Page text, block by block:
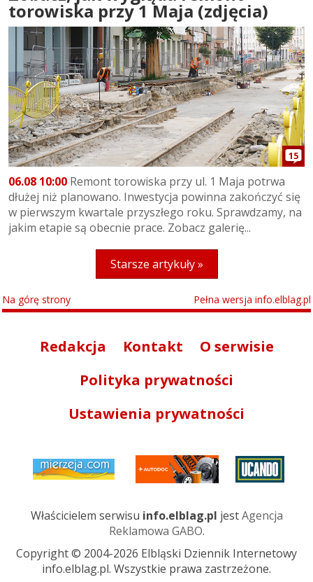
torowiska przy 1 Maja (zdjęcia)
15
06.08 10:00 Remont torowiska przy ul. 1 Maja potrwa
dłużej niż planowano. Inwestycja powinna zakończyć się
w pierwszym kwartale przyszłego roku. Sprawdzamy, na
jakim etapie są obecnie prace. Zobacz galerię...
Starsze artykuły »
Na górę strony Pełna wersja info.elblag.pl
Redakcja Kontakt
O serwisie
Polityka prywatności
Ustawienia prywatności
Właścicielem serwisu info.elblag.pl jestAgencja
Reklamowa GABO.
Copyright © 2004-2026 Elbląski Dziennik Internetowy
info.elblag.pl. Wszystkie prawa zastrzeżone.